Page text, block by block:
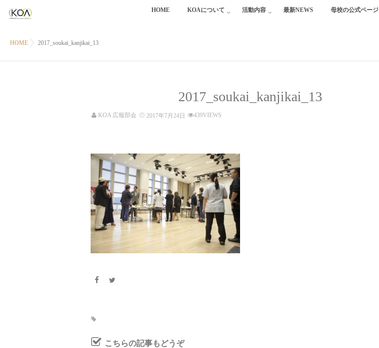
HOME KOAについて 活動内容 最新NEWS 母校の公式ページ
HOME 2017_soukai_kanjikai_13
2017_soukai_kanjikai_13
KOA 広報部会 2017年7月24日 439VIEWS
こちらの記事もどうぞ